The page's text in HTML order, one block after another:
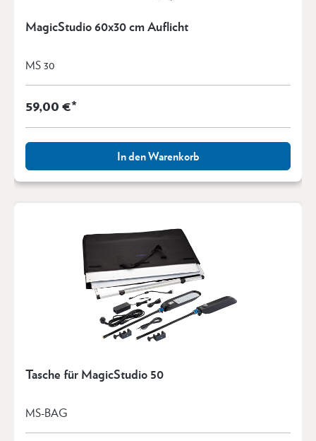
MagicStudio 60x30 cm Auflicht
MS 30
59,00 €*
In den Warenkorb
Tasche für MagicStudio 50
MS-BAG